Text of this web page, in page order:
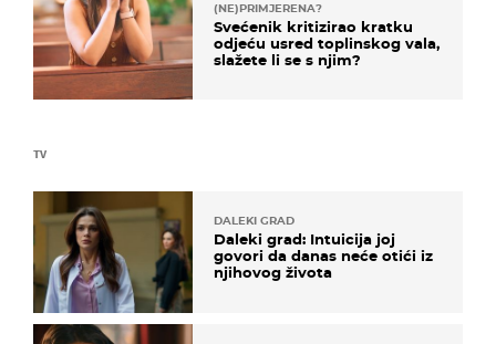
TV
DALEKI GRAD
Daleki grad: Intuicija joj
govori da danas neće otići iz
njihovog života
(NE)PRIMJERENA?
Svećenik kritizirao kratku
odjeću usred toplinskog vala,
slažete li se s njim?